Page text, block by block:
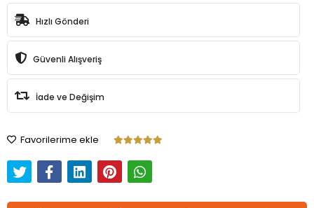
Hızlı Gönderi
Güvenli Alışveriş
İade ve Değişim
Favorilerime ekle